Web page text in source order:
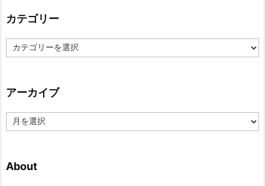
カテゴリー
カ
テ
ー
アーカイブ
ー
ブ
About